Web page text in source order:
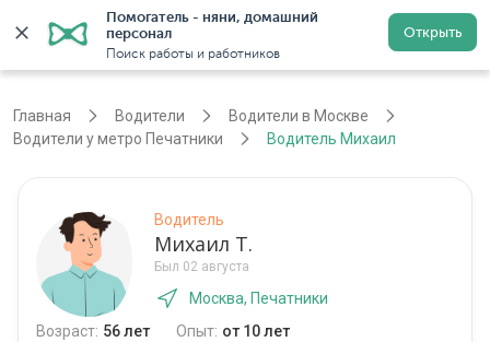
Помогатель - няни, домашний
персонал
Поиск работы и работников
Открыть
Регистрация
Главная Водители
Водители в Москве
Водители у метро Печатники
Водитель Михаил
Водитель
Михаил Т.
Был 02 августа
Москва, Печатники
Возраст: 56 лет Опыт: от 10 лет